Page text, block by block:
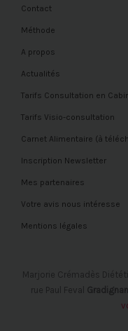
Contact
Méthode
A propos
Actualités
Tarifs Consultation en
Tarifs Visio-consultation
Carnet Alimentaire (à
Inscription Newsletter
Mes partenaires
Votre avis nous intéresse
Mentions légales
Marjorie Crémadès
rue Paul Feval Gradignan